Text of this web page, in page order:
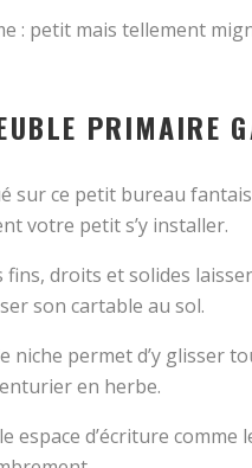
: petit mais tellement
PRIMAIRE
sur ce petit bureau
votre petit s’y installer.
fins, droits et solides
son cartable au sol.
niche permet d’y glisser
en herbe.
espace d’écriture